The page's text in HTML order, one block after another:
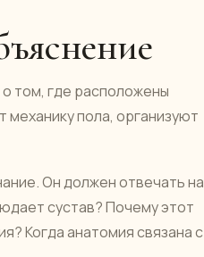
том, где расположены
пола, организуют
Он должен отвечать на
сустав? Почему этот
Когда анатомия связана с